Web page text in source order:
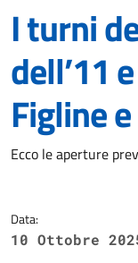
I turni
dell’11
Figline
Dettagli
Ecco le aperture
Data:
10 Ottobre